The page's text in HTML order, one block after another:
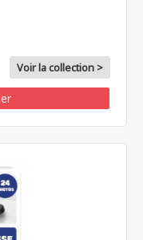
Voir la collection >